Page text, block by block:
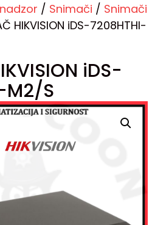
/ Snimači / Snimači
HIKVISION iDS-7208HTHI-
iDS-
M2/S